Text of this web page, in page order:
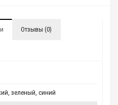
Отзывы (0)
зеленый, синий